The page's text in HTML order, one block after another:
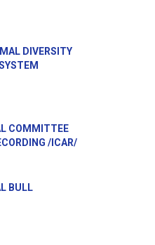
DIVERSITY
COMMITTEE
/ICAR/
BULL